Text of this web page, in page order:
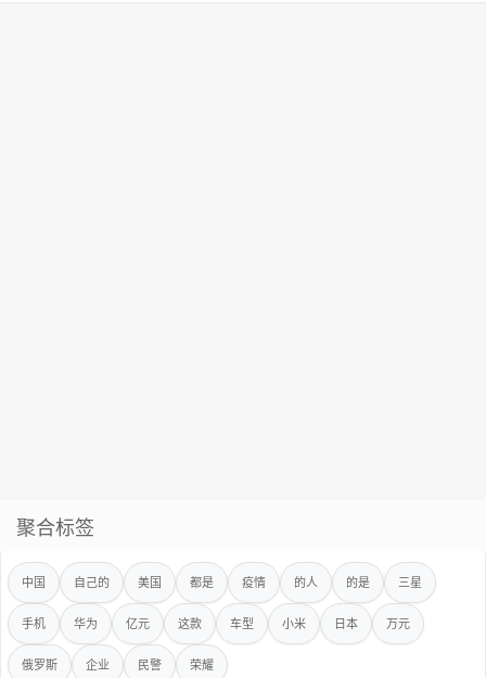
聚合标签
中国 自己的 美国 都是 疫情 的人 的是 三星
手机 华为 亿元 这款 车型 小米 日本 万元
俄罗斯 企业 民警 荣耀